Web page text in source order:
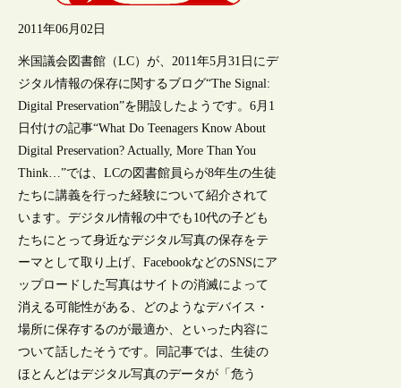
2011年06月02日
米国議会図書館（LC）が、2011年5月31日にデ
ジタル情報の保存に関するブログ“The Signal:
Digital Preservation”を開設したようです。6月1
日付けの記事“What Do Teenagers Know About
Digital Preservation? Actually, More Than You
Think…”では、LCの図書館員らが8年生の生徒
たちに講義を行った経験について紹介されて
います。デジタル情報の中でも10代の子ども
たちにとって身近なデジタル写真の保存をテ
ーマとして取り上げ、FacebookなどのSNSにア
ップロードした写真はサイトの消滅によって
消える可能性がある、どのようなデバイス・
場所に保存するのが最適か、といった内容に
ついて話したそうです。同記事では、生徒の
ほとんどはデジタル写真のデータが「危う